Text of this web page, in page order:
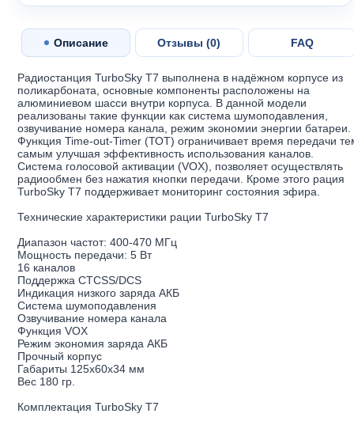
Описание Отзывы (0) FAQ
Радиостанция TurboSky T7 выполнена в надёжном корпусе из
поликарбоната, основные компоненты расположены на
алюминиевом шасси внутри корпуса. В данной модели
реализованы такие функции как система шумоподавления,
озвучивание номера канала, режим экономии энергии батареи.
Функция Time-out-Timer (ТОТ) ограничивает время передачи
самым улучшая эффективность использования каналов.
Система голосовой активации (VOX), позволяет осуществлять
радиообмен без нажатия кнопки передачи. Кроме этого рация
TurboSky T7 поддерживает мониторинг состояния эфира.
Технические характеристики рации TurboSky Т7
Диапазон частот: 400-470 МГц
Мощность передачи: 5 Вт
16 каналов
Поддержка CTCSS/DCS
Индикация низкого заряда АКБ
Система шумоподавления
Озвучивание номера канала
Функция VOX
Режим экономия заряда АКБ
Прочный корпус
Габариты 125х60х34 мм
Вес 180 гр.
Комплектация TurboSky Т7